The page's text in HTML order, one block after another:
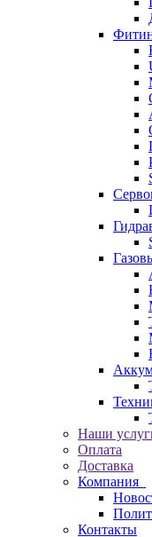
Наши
Оплата
Доставка
Компания
Контакты